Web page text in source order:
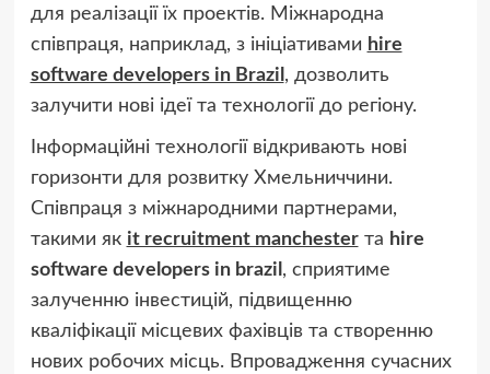
для реалізації їх проектів. Міжнародна
співпраця, наприклад, з ініціативами hire
software developers in Brazil , дозволить
залучити нові ідеї та технології до регіону.
Інформаційні технології відкривають нові
горизонти для розвитку Хмельниччини.
Співпраця з міжнародними партнерами,
такими як it recruitment manchesterта hire
software developers in brazil , сприятиме
залученню інвестицій, підвищенню
кваліфікації місцевих фахівців та створенню
нових робочих місць. Впровадження сучасних